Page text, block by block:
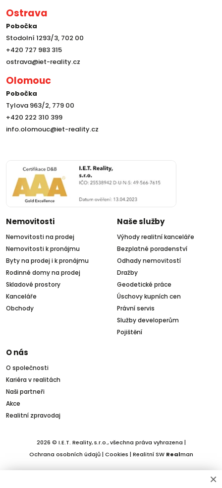
Ostrava
Pobočka
Stodolní 1293/3, 702 00
+420 727 983 315
ostrava@iet-reality.cz
Olomouc
Pobočka
Tylova 963/2, 779 00
+420 222 310 399
info.olomouc@iet-reality.cz
Nemovitosti
Nemovitosti na prodej
Nemovitosti k pronájmu
Byty na prodej i k pronájmu
Rodinné domy na prodej
Skladové prostory
Kanceláře
Obchody
Naše služby
Výhody realitní kanceláře
Bezplatné poradenství
Odhady nemovitostí
Dražby
Geodetické práce
Úschovy kupních cen
Právní servis
Služby developerům
Pojištění
O nás
O společnosti
Kariéra v realitách
Naši partneři
Akce
Realitní zpravodaj
2026 © I.E.T. Reality, s.r.o., všechna práva vyhrazena |
Ochrana osobních údajů| Cookies | Realitní SW Realman
×